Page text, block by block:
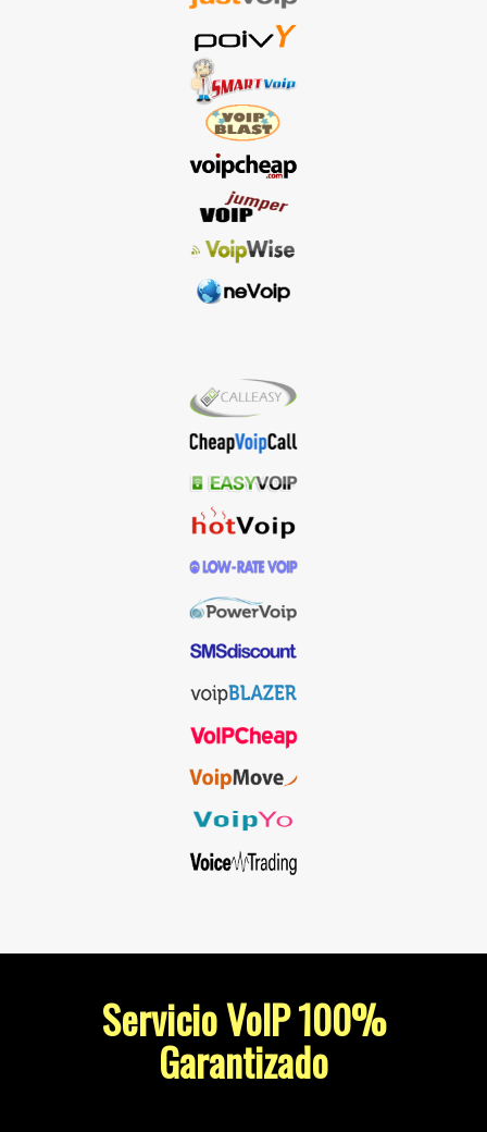
Servicio VoIP 100%
Garantizado